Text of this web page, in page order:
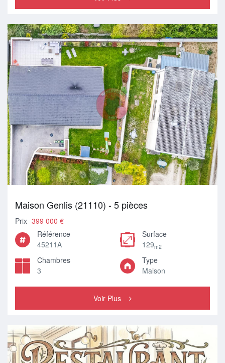
Maison Genlis (21110) - 5 pièces
Prix 399 000 €
Référence
45211A
Surface
129m2
Chambres
3
Type
Maison
Voir Plus